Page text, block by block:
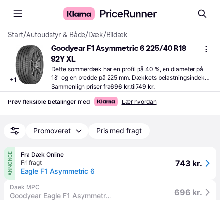
Start/Autoudstyr & Både/Dæk/Bildæk
+1
Goodyear F1 Asymmetric 6 225/40 R18
92Y XL
Dette sommerdæk har en profil på 40 %, en diameter på
18" og en bredde på 225 mm. Dækkets belastningsindeks
er 92, hvor en indeksværdi på 132 svarer til en vægt på 2
Sammenlign priser fra696 kr.til749 kr.
Prøv fleksible betalinger med Lær hvordan
Promoveret Pris med fragt
ANNONCE
Fra Dæk Online
Fri fragt
Eagle F1 Asymmetric 6
743 kr.
Daek MPC
Goodyear Eagle F1 Asymmetric 6 XL FP 225/40R18 92Y 696 kr.